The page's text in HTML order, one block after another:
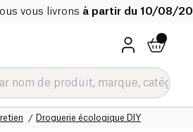
vous livrons à partir du 10/08/
Droguerie écologique DIY
bio